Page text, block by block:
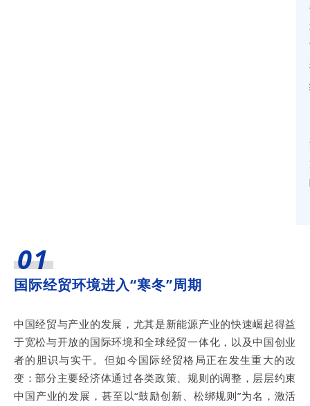
01
国际经贸环境进入“寒冬”周期
中国经贸与产业的发展，尤其是新能源产业的快速崛起得益
于宽松与开放的国际环境和全球经贸一体化，以及中国创业
者的胆识与实干。但如今国际经贸格局正在发生重大的改
变：部分主要经济体通过各类政策、规则的调整，层层约束
中国产业的发展，甚至以“鼓励创新、松绑规则”为名，激活